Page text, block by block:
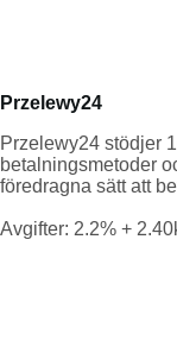
Przelewy24
Przelewy24 stödjer
betalningsmetoder
föredragna sätt att
Avgifter: 2.2% +